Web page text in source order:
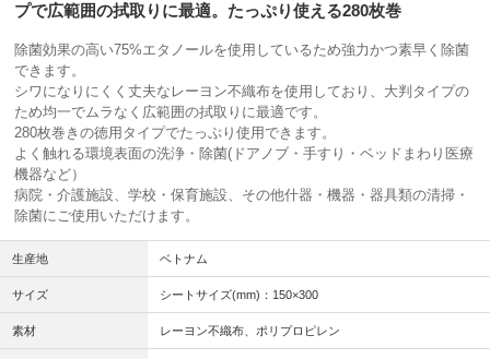
プで広範囲の拭取りに最適。たっぷり使える280枚巻
除菌効果の高い75%エタノールを使用しているため強力かつ素早く除菌
できます。
シワになりにくく丈夫なレーヨン不織布を使用しており、大判タイプの
ため均一でムラなく広範囲の拭取りに最適です。
280枚巻きの徳用タイプでたっぷり使用できます。
よく触れる環境表面の洗浄・除菌(ドアノブ・手すり・ベッドまわり医療
機器など）
病院・介護施設、学校・保育施設、その他什器・機器・器具類の清掃・
除菌にご使用いただけます。
生産地 ベトナム
サイズ シートサイズ(mm)：150×300
素材 レーヨン不織布、ポリプロピレン